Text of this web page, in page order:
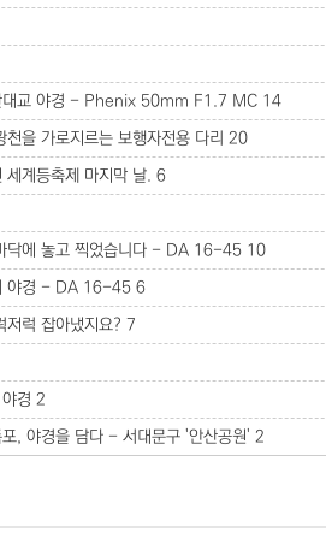
대교 야경 - Phenix 50mm F1.7 MC 14
을 가로지르는 보행자전용 다리 20
계등축제 마지막 날. 6
닥에 놓고 찍었습니다 - DA 16-45 10
야경 - DA 16-45 6
저럭 잡아냈지요? 7
경 2
, 야경을 담다 - 서대문구 '안산공원' 2